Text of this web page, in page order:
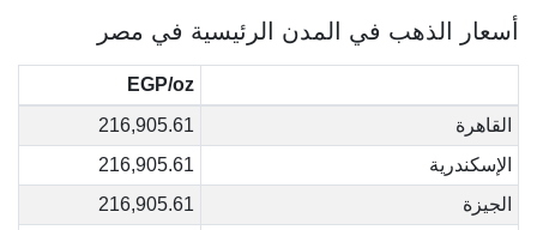
أسعار الذهب في المدن الرئيسية في مصر
EGP/oz
القاهرة
216,905.61
الإسكندرية
216,905.61
الجيزة
216,905.61